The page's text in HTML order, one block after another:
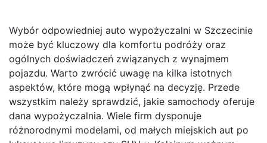
Wybór odpowiedniej auto wypożyczalni w Szczecinie
może być kluczowy dla komfortu podróży oraz
ogólnych doświadczeń związanych z wynajmem
pojazdu. Warto zwrócić uwagę na kilka istotnych
aspektów, które mogą wpłynąć na decyzję. Przede
wszystkim należy sprawdzić, jakie samochody oferuje
dana wypożyczalnia. Wiele firm dysponuje
różnorodnymi modelami, od małych miejskich aut po